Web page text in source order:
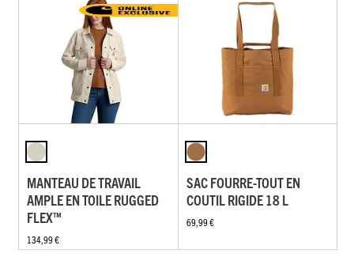
MANTEAU DE TRAVAIL
AMPLE EN TOILE RUGGED
FLEX™
134,99 €
SAC FOURRE-TOUT EN
COUTIL RIGIDE 18 L
69,99 €